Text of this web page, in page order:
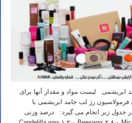
ابریشمی لیست مواد و مقدار آنها برای
رژ لب جامد ابریشمی با
در جدول زیر انجام می گیرد: درصد وزنی